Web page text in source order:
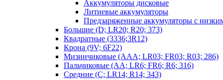
Аккумуляторы дисковые
Литиевые аккумуляторы
Предзаряженные аккумуляторы с
Большие (D; LR20; R20; 373)
Квадратные (3336;3R12)
Крона (9V; 6F22)
Мизинчиковые (AAA; LR03; FR03; R03; 286)
Пальчиковые (AA; LR6; FR6; R6; 316)
Средние (C; LR14; R14; 343)